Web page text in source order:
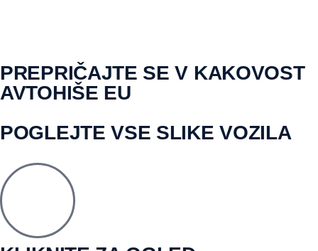
PREPRIČAJTE SE V KAKOVOST
AVTOHIŠE EU
POGLEJTE VSE SLIKE VOZILA